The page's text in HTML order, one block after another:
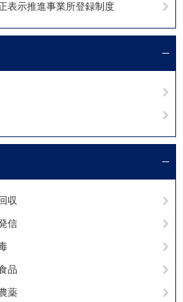
表示推進事業所登録制度
収
信
品
薬